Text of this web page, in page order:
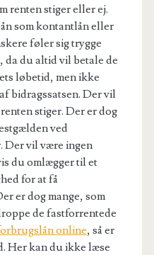
renten stiger eller ej.
som kontantlån eller
føler sig trygge
da du altid vil betale de
løbetid, men ikke
bidragssatsen. Der vil
stiger. Der er dog
ved
Der vil være ingen
du omlægger til et
for at få
er dog mange, som
de fastforrentede
online, så er
Her kan du ikke læse